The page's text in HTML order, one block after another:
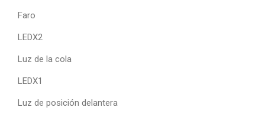
Faro
LEDX2
Luz de la cola
LEDX1
Luz de posición delantera